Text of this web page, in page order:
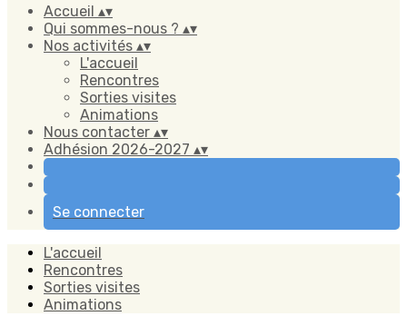
Accueil ▴▾
Qui sommes-nous ? ▴▾
Nos activités ▴▾
L'accueil
Rencontres
Sorties visites
Animations
Nous contacter ▴▾
Adhésion 2026-2027 ▴▾
Se connecter
L'accueil
Rencontres
Sorties visites
Animations